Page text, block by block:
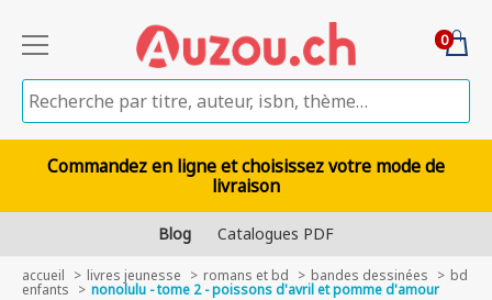
0
Commandez en ligne et choisissez votre mode de
livraison
Blog Catalogues PDF
accueil livres jeunesse romans et bd bandes dessinées bd
enfants nonolulu - tome 2 - poissons d'avril et pomme d'amour